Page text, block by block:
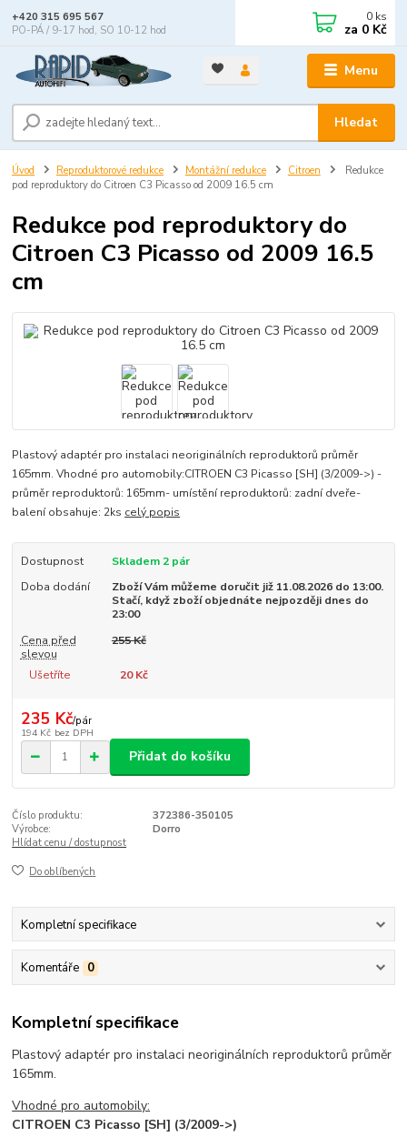
Menu
Hledat
+420 315 695 567
PO-PÁ / 9-17 hod, SO 10-12 hod
0 ks
za 0 Kč
Úvod Reproduktorové redukce Montážní redukce Citroen
Redukce
pod reproduktory do Citroen C3 Picasso od 2009 16.5 cm
Redukce pod reproduktory do
Citroen C3 Picasso od 2009 16.5
cm
Plastový adaptér pro instalaci neoriginálních reproduktorů průměr
165mm. Vhodné pro automobily:CITROEN C3 Picasso [SH] (3/2009->) -
průměr reproduktorů: 165mm- umístění reproduktorů: zadní dveře-
balení obsahuje: 2ks celý popis
Dostupnost
Skladem 2 pár
Doba dodání
Zboží Vám můžeme doručit již 11.08.2026 do 13:00.
Stačí, když zboží objednáte nejpozději dnes do
23:00
Cena před
slevou
255 Kč
Ušetříte 20 Kč
235 Kč/pár
194 Kč bez DPH
Přidat do košíku
Číslo produktu:
372386-350105
Výrobce:
Dorro
Hlídat cenu / dostupnost
Do oblíbených
Kompletní specifikace
Komentáře 0
Kompletní specifikace
Plastový adaptér pro instalaci neoriginálních reproduktorů průměr
165mm.
Vhodné pro automobily:
CITROEN C3 Picasso [SH] (3/2009->)